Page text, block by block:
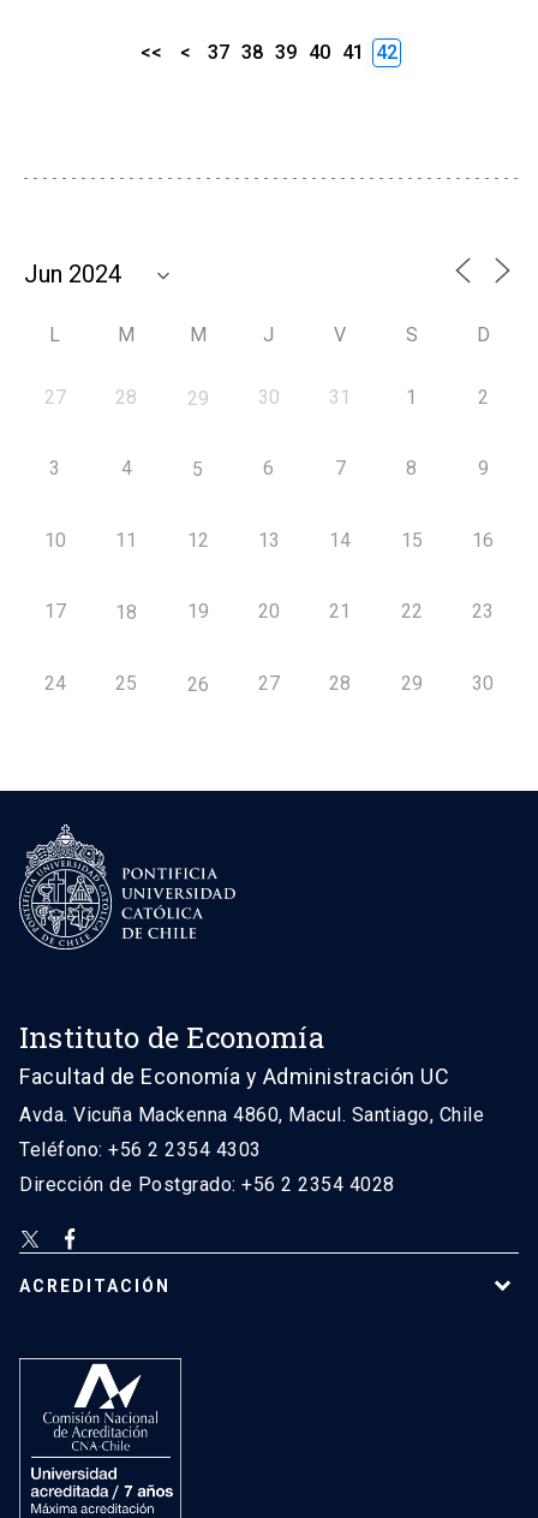
<< < 37 38 39 40 41 42
L M M J V S D
27 28 29 30 31 1 2
3 4 5 6 7 8 9
10 11 12 13 14 15 16
17 18 19 20 21 22 23
24 25 26 27 28 29 30
Instituto de Economía
Facultad de Economía y Administración UC
Avda. Vicuña Mackenna 4860, Macul. Santiago, Chile
Teléfono: +56 2 2354 4303
Dirección de Postgrado: +56 2 2354 4028
ACREDITACIÓN